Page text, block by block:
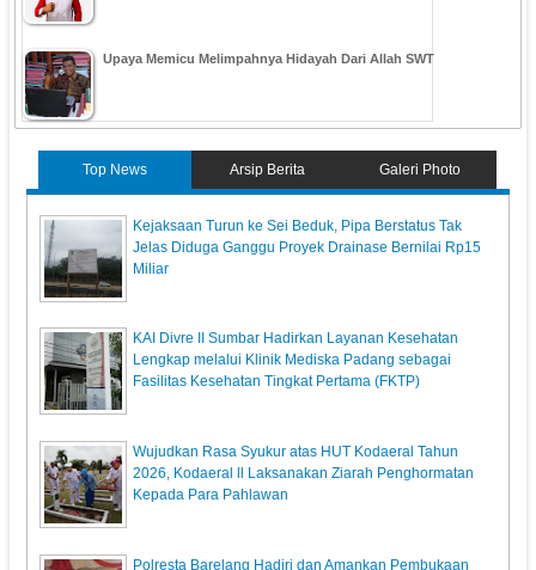
Upaya Memicu Melimpahnya Hidayah Dari Allah SWT
Top News Arsip Berita Galeri Photo
Kejaksaan Turun ke Sei Beduk, Pipa Berstatus Tak
Jelas Diduga Ganggu Proyek Drainase Bernilai Rp15
Miliar
KAI Divre II Sumbar Hadirkan Layanan Kesehatan
Lengkap melalui Klinik Mediska Padang sebagai
Fasilitas Kesehatan Tingkat Pertama (FKTP)
Wujudkan Rasa Syukur atas HUT Kodaeral Tahun
2026, Kodaeral ll Laksanakan Ziarah Penghormatan
Kepada Para Pahlawan
Polresta Barelang Hadiri dan Amankan Pembukaan